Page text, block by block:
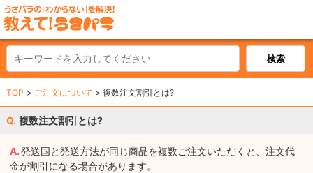
TOP ご注文について 複数注文割引とは?
複数注文割引とは?
発送国と発送方法が同じ商品を複数ご注文いただくと、注文代
金が割引になる場合があります。